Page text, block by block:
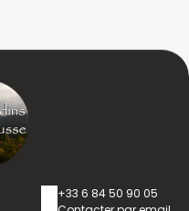
+33 6 84 50 90 05